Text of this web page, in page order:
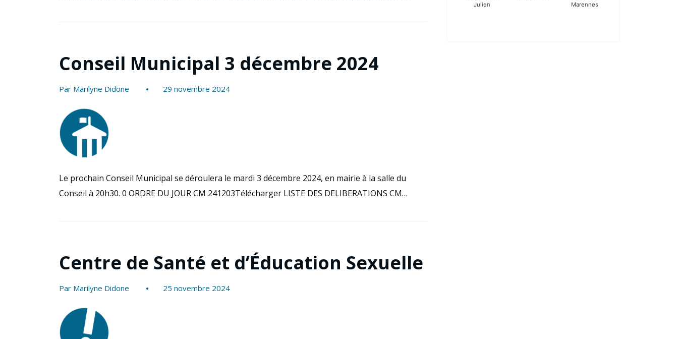
Conseil Municipal 3 décembre 2024
Par Marilyne Didone 29 novembre 2024
Le prochain Conseil Municipal se déroulera le mardi 3 décembre 2024, en mairie à la salle du
Conseil à 20h30. 0 ORDRE DU JOUR CM 241203Télécharger LISTE DES DELIBERATIONS CM…
Centre de Santé et d’Éducation Sexuelle
Par Marilyne Didone 25 novembre 2024
Julien
Marennes